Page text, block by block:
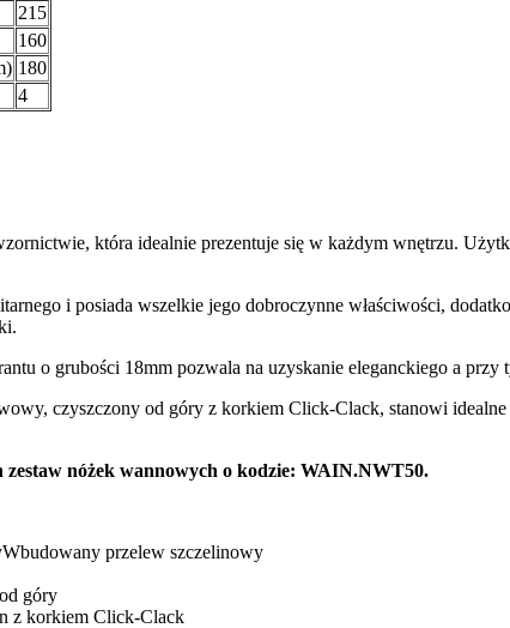
215
160
180
4
która idealnie prezentuje się w każdym wnętrzu.
i posiada wszelkie jego dobroczynne właściwości,
o grubości 18mm pozwala na uzyskanie eleganckiego a
czyszczony od góry z korkiem Click-Clack, stanowi
zestaw nóżek wannowych o kodzie: WAIN.NWT50.
Wbudowany przelew szczelinowy
góry
z korkiem Click-Clack